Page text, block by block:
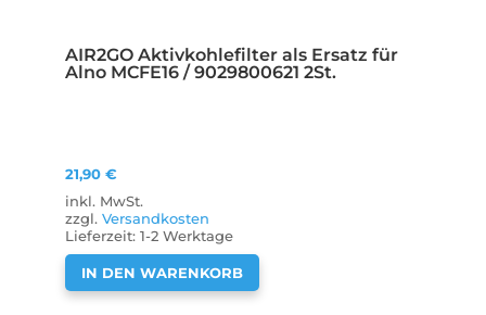
AIR2GO Aktivkohlefilter als Ersatz für
Alno MCFE16 / 9029800621 2St.
21,90 €
inkl. MwSt.
zzgl. Versandkosten
Lieferzeit: 1-2 Werktage
IN DEN WARENKORB